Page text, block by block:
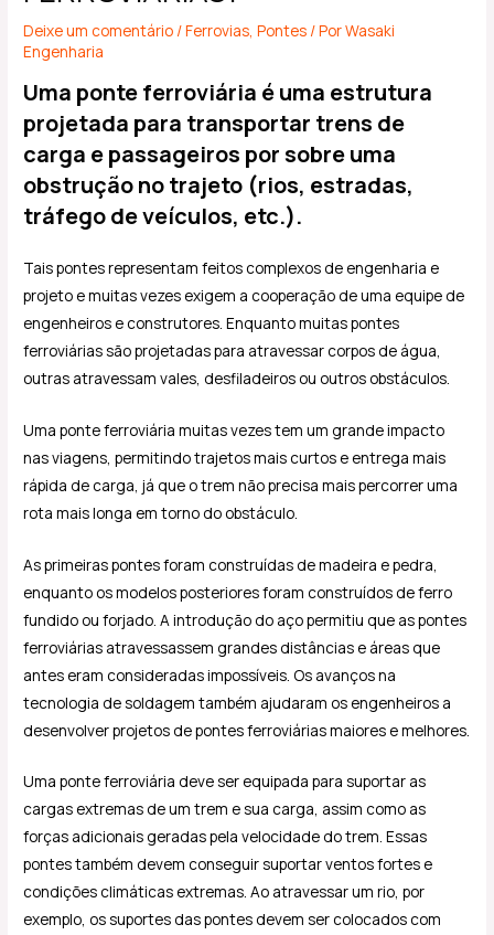
Deixe um comentário /Ferrovias,Pontes / PorWasaki
Engenharia
Uma ponte ferroviária é uma estrutura
projetada para transportar trens de
carga e passageiros por sobre uma
obstrução no trajeto (rios, estradas,
tráfego de veículos, etc.).
Tais pontes representam feitos complexos de engenharia e
projeto e muitas vezes exigem a cooperação de uma equipe de
engenheiros e construtores. Enquanto muitas pontes
ferroviárias são projetadas para atravessar corpos de água,
outras atravessam vales, desfiladeiros ou outros obstáculos.
Uma ponte ferroviária muitas vezes tem um grande impacto
nas viagens, permitindo trajetos mais curtos e entrega mais
rápida de carga, já que o trem não precisa mais percorrer uma
rota mais longa em torno do obstáculo.
As primeiras pontes foram construídas de madeira e pedra,
enquanto os modelos posteriores foram construídos de ferro
fundido ou forjado. A introdução do aço permitiu que as pontes
ferroviárias atravessassem grandes distâncias e áreas que
antes eram consideradas impossíveis. Os avanços na
tecnologia de soldagem também ajudaram os engenheiros a
desenvolver projetos de pontes ferroviárias maiores e melhores.
Uma ponte ferroviária deve ser equipada para suportar as
cargas extremas de um trem e sua carga, assim como as
forças adicionais geradas pela velocidade do trem. Essas
pontes também devem conseguir suportar ventos fortes e
condições climáticas extremas. Ao atravessar um rio, por
exemplo, os suportes das pontes devem ser colocados com